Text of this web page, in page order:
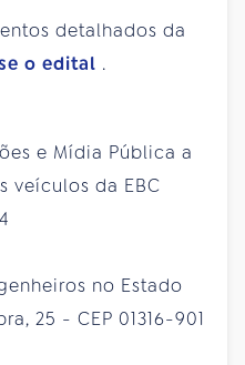
detalhados da
o edital .
e Mídia Pública a
veículos da EBC
no Estado
25 - CEP 01316-901